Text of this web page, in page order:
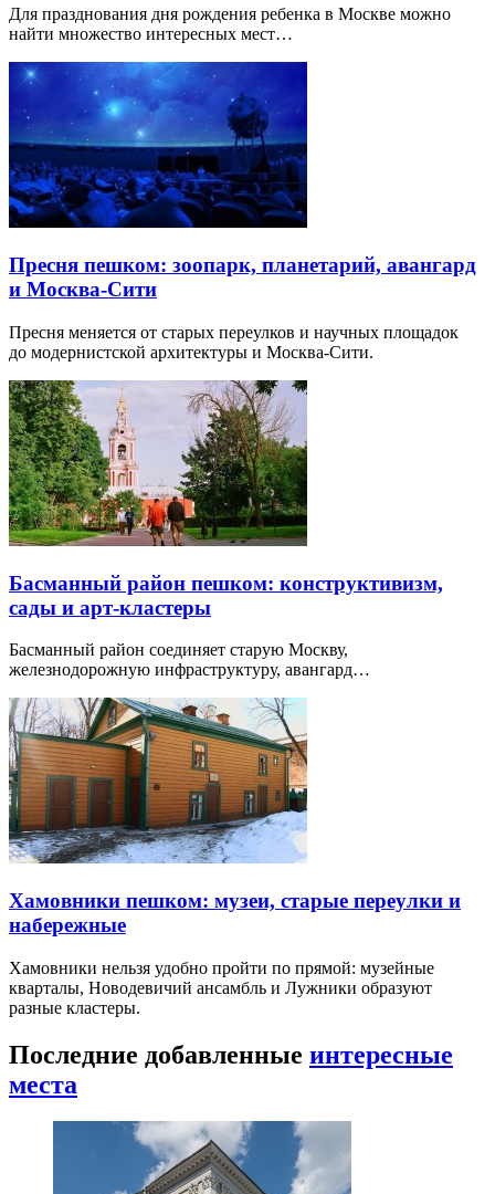
Для празднования дня рождения ребенка в Москве можно
найти множество интересных мест…
Пресня пешком: зоопарк, планетарий, авангард
и Москва-Сити
Пресня меняется от старых переулков и научных площадок
до модернистской архитектуры и Москва-Сити.
Басманный район пешком: конструктивизм,
сады и арт-кластеры
Басманный район соединяет старую Москву,
железнодорожную инфраструктуру, авангард…
Хамовники пешком: музеи, старые переулки и
набережные
Хамовники нельзя удобно пройти по прямой: музейные
кварталы, Новодевичий ансамбль и Лужники образуют
разные кластеры.
Последние добавленные интересные
места